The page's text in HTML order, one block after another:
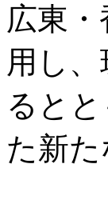
広東
用し
ると
た新